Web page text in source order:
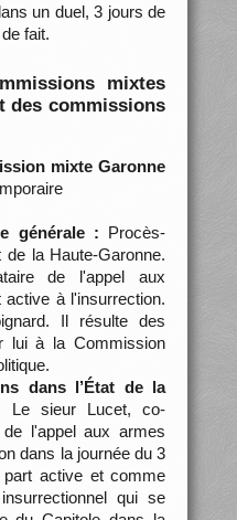
un duel, 3 jours de
fait.
mixtes
des commissions
mixte Garonne
générale : Procès-
la Haute-Garonne.
de l'appel aux
à l'insurrection.
Il résulte des
lui à la Commission
dans l’État de la
Le sieur Lucet, co-
l'appel aux armes
dans la journée du 3
active et comme
qui se